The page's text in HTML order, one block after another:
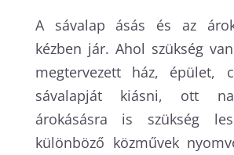
A sávalap ásás és az
kézben jár. Ahol szükség
megtervezett ház, épület,
sávalapját kiásni, ott
árokásásra is szükség
különböző közművek